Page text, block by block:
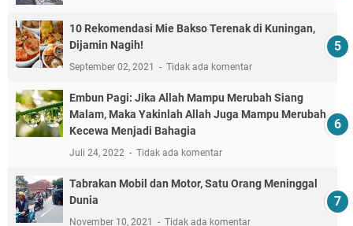
10 Rekomendasi Mie Bakso Terenak di Kuningan,
Dijamin Nagih!
September 02, 2021 Tidak ada komentar
Embun Pagi: Jika Allah Mampu Merubah Siang
Malam, Maka Yakinlah Allah Juga Mampu Merubah
Kecewa Menjadi Bahagia
Juli 24, 2022 Tidak ada komentar
Tabrakan Mobil dan Motor, Satu Orang Meninggal
Dunia
November 10, 2021 Tidak ada komentar